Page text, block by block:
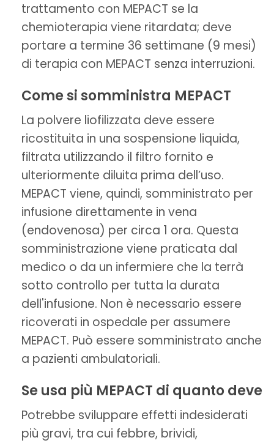
trattamento con MEPACT se la
chemioterapia viene ritardata; deve
portare a termine 36 settimane (9 mesi)
di terapia con MEPACT senza interruzioni.
Come si somministra MEPACT
La polvere liofilizzata deve essere
ricostituita in una sospensione liquida,
filtrata utilizzando il filtro fornito e
ulteriormente diluita prima dell’uso.
MEPACT viene, quindi, somministrato per
infusione direttamente in vena
(endovenosa) per circa 1 ora. Questa
somministrazione viene praticata dal
medico o da un infermiere che la terrà
sotto controllo per tutta la durata
dell'infusione. Non è necessario essere
ricoverati in ospedale per assumere
MEPACT. Può essere somministrato anche
a pazienti ambulatoriali.
Se usa più MEPACT di quanto deve
Potrebbe sviluppare effetti indesiderati
più gravi, tra cui febbre, brividi,